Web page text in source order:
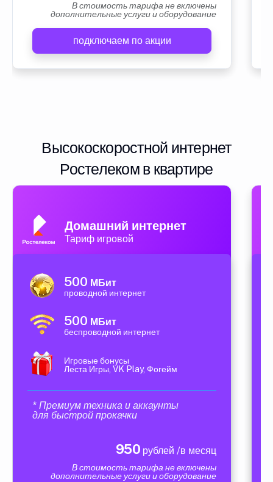
В стоимость тарифа не включены
дополнительные услуги и оборудование
подключаем по акции
Высокоскоростной интернет
Ростелеком в квартире
Домашний интернет
Тариф игровой
500 МБит
проводной интернет
500 МБит
беспроводной интернет
Игровые бонусы
Леста Игры, VK Play, Фогейм
* Премиум техника и аккаунты
для быстрой прокачки
950 рублей /в месяц
В стоимость тарифа не включены
дополнительные услуги и оборудование